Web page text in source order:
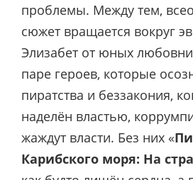
проблемы. Между тем,
сюжет вращается вокруг
Элизабет от юных
паре героев, которые
пиратства и беззакония,
наделён властью,
жаждут власти. Без них «
Карибского моря: На